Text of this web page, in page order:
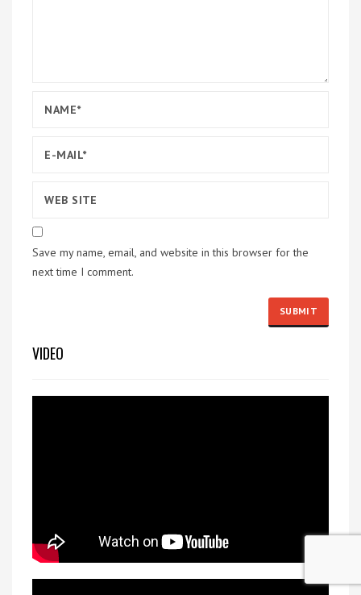
Save my name, email, and website in this browser for the
next time I comment.
VIDEO